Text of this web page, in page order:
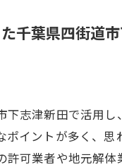
千葉県四街道
下志津新田で活用
ポイントが多く、
許可業者や地元解